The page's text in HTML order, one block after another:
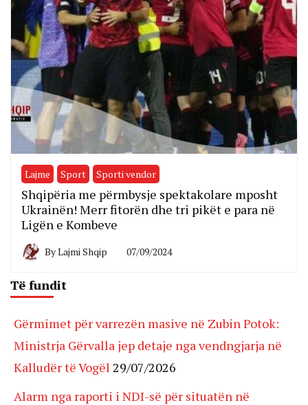
Lajme Sport Sporti vendor
Shqipëria me përmbysje spektakolare mposht
Ukrainën! Merr fitorën dhe tri pikët e para në
Ligën e Kombeve
ByLajmi Shqip 07/09/2024
Të fundit
Gërmimet për varrezën masive në Zubin Potok:
Ministrja Gërvalla jep detaje nga vendngjarja në
Kalludër të Vogël 29/07/2026
Alarm nga raporti i NDI-së për situatën në